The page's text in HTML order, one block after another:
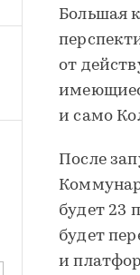
Большая
от
и само
После
будет 23
будет
и